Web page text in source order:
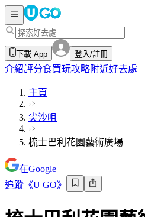
下載 App 登入/註冊
介紹評分食買玩攻略附近好去處
主頁
尖沙咀
梳士巴利花園藝術廣場
在Google
追蹤《U GO》